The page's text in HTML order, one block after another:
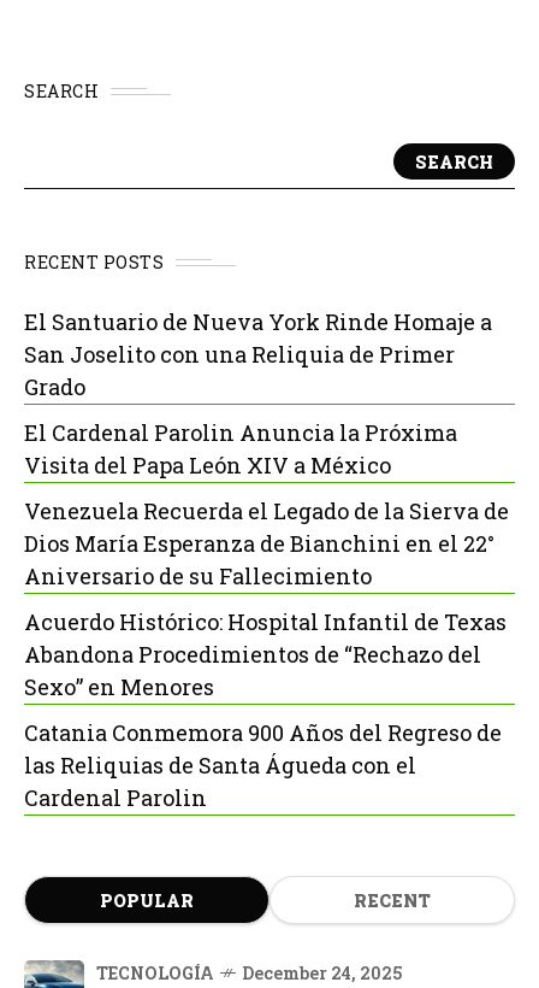
SEARCH
SEARCH
RECENT POSTS
El Santuario de Nueva York Rinde Homaje a
San Joselito con una Reliquia de Primer
Grado
El Cardenal Parolin Anuncia la Próxima
Visita del Papa León XIV a México
Venezuela Recuerda el Legado de la Sierva de
Dios María Esperanza de Bianchini en el 22°
Aniversario de su Fallecimiento
Acuerdo Histórico: Hospital Infantil de Texas
Abandona Procedimientos de “Rechazo del
Sexo” en Menores
Catania Conmemora 900 Años del Regreso de
las Reliquias de Santa Águeda con el
Cardenal Parolin
POPULAR RECENT
TECNOLOGÍA December 24, 2025